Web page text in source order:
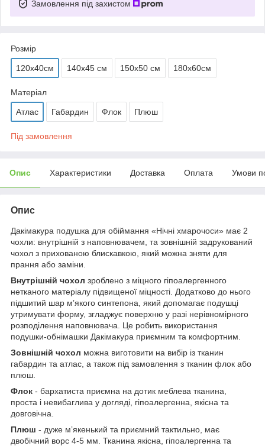
Замовлення під захистом
Розмір
120х40см 140х45 см 150х50 см 180х60см
Матеріал
Атлас Габардин Флок Плюш
Під замовлення
Опис Характеристики Доставка Оплата Умови
Опис
Дакімакура подушка для обіймання «Нічні хмарочоси» має 2
чохли: внутрішній з наповнювачем, та зовнішній задрукований
чохол з прихованою блискавкою, який можна зняти для
прання або заміни.
Внутрішній чохол зроблено з міцного гіпоалергенного
нетканого матеріалу підвищеної міцності. Додатково до нього
підшитий шар мʼякого синтепона, який допомагає подушці
утримувати форму, згладжує поверхню у разі нерівномірного
розподілення наповнювача. Це робить використання
подушки-обнімашки Дакімакура приємним та комфортним.
Зовнішній чохол можна виготовити на вибір із тканин
габардин та атлас, а також під замовлення з тканин флок або
плюш.
Флок - бархатиста приємна на дотик меблева тканина,
проста і невибаглива у догляді, гіпоалергенна, якісна та
довговічна.
Плюш - дуже мʼякенький та приємний тактильно, має
двобічний ворс 4-5 мм. Тканина якісна, гіпоалергенна та